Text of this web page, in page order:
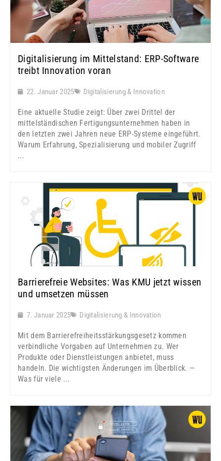
Digitalisierung im Mittelstand: ERP-Software
treibt Innovation voran
22. Januar 2025 Digitalisierung & Innovation
Eine aktuelle Studie zeigt: Über zwei Drittel der
mittelständischen Fertigungsunternehmen haben in
den letzten zwei Jahren neue ERP-Systeme eingeführt.
Warum Erfahrung, Spezialisierung und mobiler Zugriff
...
Barrierefreie Websites: Was KMU jetzt wissen
und umsetzen müssen
7. Januar 2025 Digitalisierung & Innovation
Mit dem Barrierefreiheitsstärkungsgesetz kommen
verbindliche Vorgaben auf Unternehmen zu. Wer
Produkte oder Dienstleistungen anbietet, muss
handeln. Die wichtigsten Änderungen im Überblick. —
Was für viele ...